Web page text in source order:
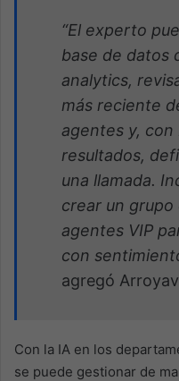
“El experto
base de datos
analytics,
más reciente
agentes y, con
resultados,
una llamada.
crear un grupo
agentes VIP
con
agregó
Con la IA en los
se puede gestionar de